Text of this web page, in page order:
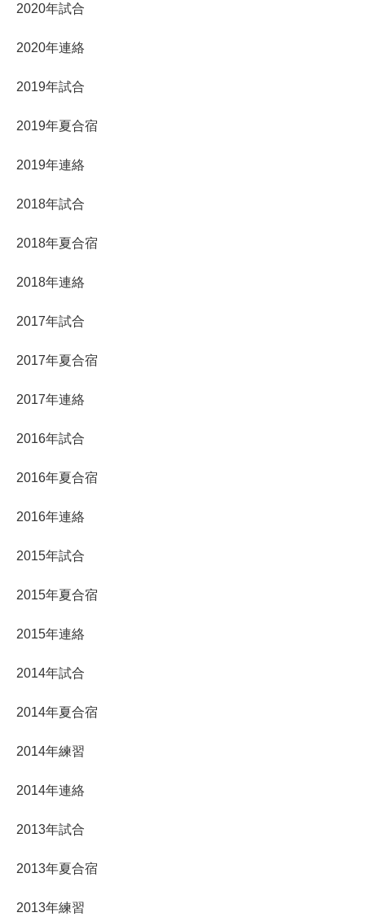
2020年試合
2020年連絡
2019年試合
2019年夏合宿
2019年連絡
2018年試合
2018年夏合宿
2018年連絡
2017年試合
2017年夏合宿
2017年連絡
2016年試合
2016年夏合宿
2016年連絡
2015年試合
2015年夏合宿
2015年連絡
2014年試合
2014年夏合宿
2014年練習
2014年連絡
2013年試合
2013年夏合宿
2013年練習